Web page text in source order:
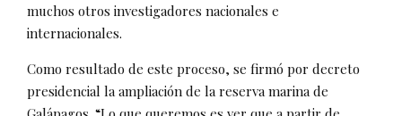
muchos otros investigadores nacionales e
internacionales.
Como resultado de este proceso, se firmó por decreto
presidencial la ampliación de la reserva marina de